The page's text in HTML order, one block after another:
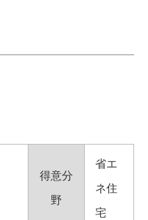
得意分
野
省エ
ネ住
宅